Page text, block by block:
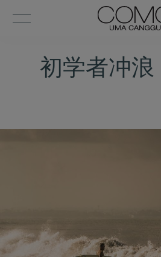
初学者冲浪